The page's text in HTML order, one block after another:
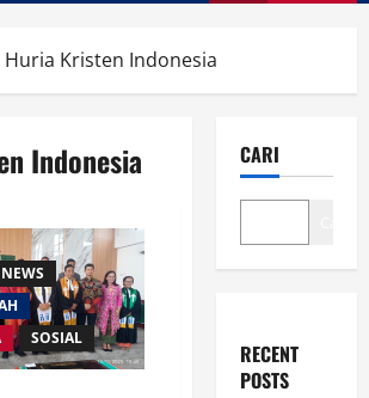
Huria Kristen Indonesia
Indonesia
SOSIAL
CARI
RECENT
POSTS